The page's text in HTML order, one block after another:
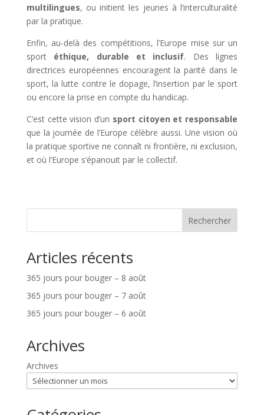
multilingues, ou initient les jeunes à l’interculturalité
par la pratique.
Enfin, au-delà des compétitions, l’Europe mise sur un
sport éthique, durable et inclusif. Des lignes
directrices européennes encouragent la parité dans le
sport, la lutte contre le dopage, l’insertion par le sport
ou encore la prise en compte du handicap.
C’est cette vision d’un sport citoyen et responsable
que la journée de l’Europe célèbre aussi. Une vision où
la pratique sportive ne connaît ni frontière, ni exclusion,
et où l’Europe s’épanouit par le collectif.
Rechercher
Articles récents
365 jours pour bouger – 8 août
365 jours pour bouger – 7 août
365 jours pour bouger – 6 août
Archives
Archives